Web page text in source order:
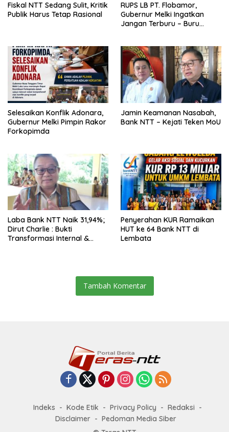
Fiskal NTT Sedang Sulit, Kritik
Publik Harus Tetap Rasional
RUPS LB PT. Flobamor,
Gubernur Melki Ingatkan
Jangan Terburu – Buru
Selesaikan Konflik Adonara,
Gubernur Melki Pimpin Rakor
Forkopimda
Jamin Keamanan Nasabah,
Bank NTT – Kejati Teken MoU
Laba Bank NTT Naik 31,94%;
Dirut Charlie : Bukti
Transformasi Internal &
Penyerahan KUR Ramaikan
HUT ke 64 Bank NTT di
Lembata
Tambah Komentar
Indeks Kode Etik Privacy Policy
Redaksi
Disclaimer
Pedoman Media Siber